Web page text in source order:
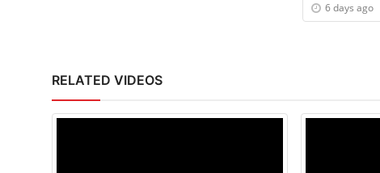
6 days ago
RELATED VIDEOS